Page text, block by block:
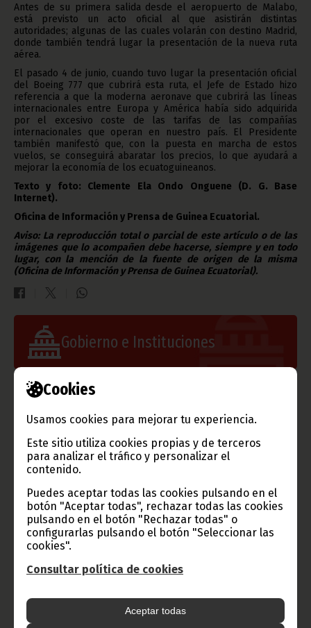
Cookies
Usamos cookies para mejorar tu experiencia.
Este sitio utiliza cookies propias y de terceros
para analizar el tráfico y personalizar el
contenido.
Puedes aceptar todas las cookies pulsando en el
botón "Aceptar todas", rechazar todas las cookies
pulsando en el botón "Rechazar todas" o
configurarlas pulsando el botón "Seleccionar las
cookies".
Consultar política de cookies
Aceptar todas
Antes de su primera salida desde el aeropuerto de Malabo,
está previsto un acto oficial al que asistirán distintas
autoridades; algunas de las cuales volarán con destino Madrid,
donde también tendrá lugar la presentación de la nueva ruta
aérea.
El pasado 4 de junio, cuando tuvo lugar la presentación oficial
del Boeing 777 que cubrirá esta ruta, el Jefe de Estado hizo
referencia a que la moderna aeronave que cubrirá las líneas
internacionales entre Europa y América había sido adquirida
por el excesivo coste de las tarifas de las compañías
internacionales que operan en nuestro país. El Presidente
también manifestó que, con la puesta en marcha de estos
vuelos, se conseguirá abaratar los precios, lo que ayudará a
mejorar la economía de los ecuatoguineanos.
Texto y foto: Clemente Ela Ondo Onguene (D. G. Base
Internet).
Oficina de Información y Prensa de Guinea Ecuatorial.
Aviso: La reproducción total o parcial de este artículo o de las
imágenes que lo acompañen debe hacerse, siempre y en todo
lugar, con la mención de la fuente de origen de la misma
(Oficina de Información y Prensa de Guinea Ecuatorial).
Gobierno e Instituciones
Información de Guinea Ecuatorial
Radio Nacional de Guinea
Ecuatorial